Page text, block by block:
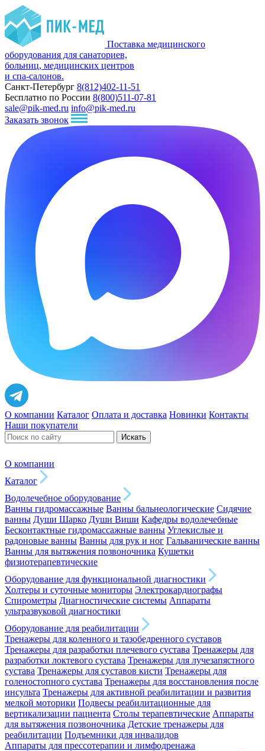
Поставка медицинского
оборудования для санаториев,
больниц, медицинских центров
и спа-салонов.
Санкт-Петербург 8(812)402-11-51
Бесплатно по России 8(800)511-07-81
sale@pik-med.ru info@pik-med.ru
Заказать звонок
О компании Каталог Оплата и доставка Новинки Контакты
Наши покупатели
Искать
О компании
Каталог
Водолечебное оборудование
Ванны гидромассажные Ванны бальнеологические Сидячие
ванны Души Шарко Души Виши Кафедры водолечебные
Бесконтактные гидромассажные ванны Углекислые и
радоновые ванны Ванны для рук и ног Гальванические ванны
Ванны для вытяжения позвоночника Кушетки
физиотерапевтические
Оборудование для функциональной диагностики
Холтеры и суточные мониторы Электрокардиографы
Спирометры Диагностические системы Аппараты
ультразвуковой диагностики
Оборудование для реабилитации
Тренажеры для коленного и тазобедренного суставов
Тренажеры для разработки плечевого сустава Тренажеры для
разработки локтевого сустава Тренажеры для лучезапястного
сустава Тренажеры для суставов кисти Тренажеры для
голеностопного сустава Тренажеры для восстановления после
инсульта Тренажеры для активной реабилитации и развития
мелкой моторики Подвесы реабилитационные для
вертикализации пациента Столы терапевтические Аппараты
для вытяжения позвоночника Детские тренажеры для
реабилитации Подъемники для инвалидов
Аппараты для прессотерапии и лимфодренажа